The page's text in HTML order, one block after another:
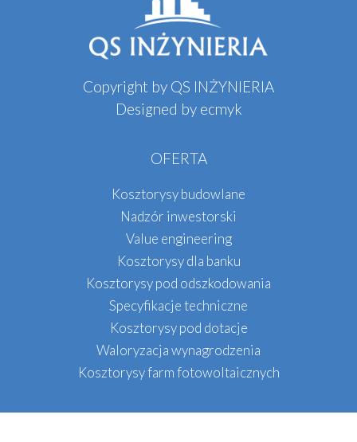
Copyright by QS INŻYNIERIA
Designed by ecmyk
OFERTA
Kosztorysy budowlane
Nadzór inwestorski
Value engineering
Kosztorysy dla banku
Kosztorysy pod odszkodowania
Specyfikacje techniczne
Kosztorysy pod dotacje
Waloryzacja wynagrodzenia
Kosztorysy farm fotowoltaicznych